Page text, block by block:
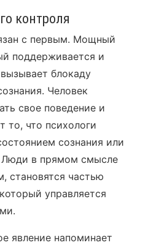
контроля
с первым. Мощный
поддерживается и
блокаду
Человек
свое поведение и
то, что психологи
сознания или
Люди в прямом смысле
становятся частью
управляется
явление напоминает